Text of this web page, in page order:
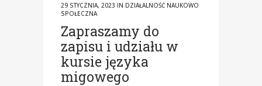
29 STYCZNIA, 2023 IN DZIAŁALNOŚĆ NAUKOWO
SPOŁECZNA
Zapraszamy do
zapisu i udziału w
kursie języka
migowego